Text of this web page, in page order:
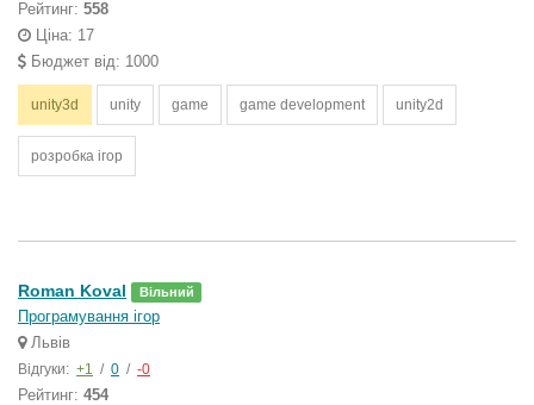
Рейтинг: 558
Ціна: 17
Бюджет від: 1000
unity3d unity game game development unity2d
розробка ігор
Roman Koval Вільний
Програмування ігор
Львів
Відгуки: +1 / 0 / -0
Рейтинг: 454